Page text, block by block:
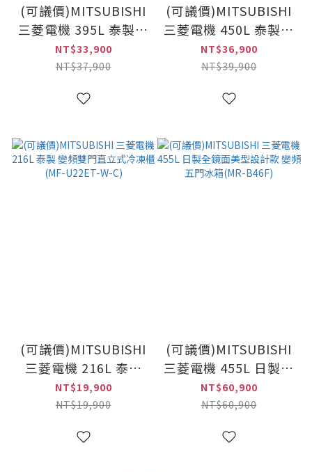
(可議價)MITSUBISHI
三菱電機 395L 泰製系
列 美型鋼板款 變頻右
開四門冰箱(MR-
NT$33,900
NT$37,900
(可議價)MITSUBISHI
三菱電機 450L 泰製系
列 玻璃鏡面升級款 變
頻三門冰箱(MR-
NT$36,900
NT$39,900
(可議價)MITSUBISHI
三菱電機 216L 泰製
變頻雙門直立式冷凍櫃
(MF-U22ET-W-C)
NT$19,900
NT$19,900
(可議價)MITSUBISHI
三菱電機 455L 日製全
鏡面美型設計款 變頻
五門冰箱(MR-B46F)
NT$60,900
NT$60,900